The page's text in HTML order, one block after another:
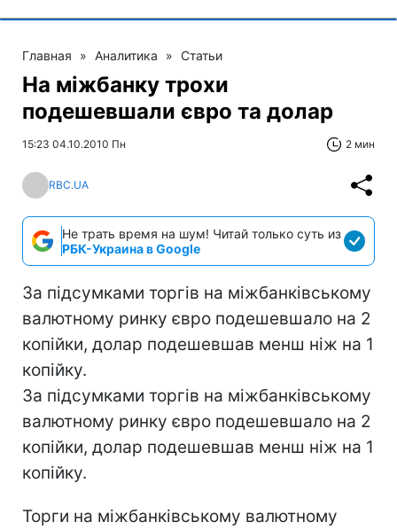
Главная » Аналитика » Статьи
На міжбанку трохи
подешевшали євро та долар
15:23 04.10.2010 Пн 2 мин
RBC.UA
Не трать время на шум! Читай только суть из
РБК-Украина в Google
За підсумками торгів на міжбанківському
валютному ринку євро подешевшало на 2
копійки, долар подешевшав менш ніж на 1
копійку.
За підсумками торгів на міжбанківському
валютному ринку євро подешевшало на 2
копійки, долар подешевшав менш ніж на 1
копійку.
Торги на міжбанківському валютному